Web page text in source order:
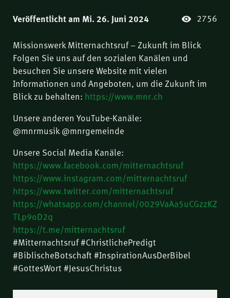
Veröffentlicht am Mi. 26. Juni 2024 2756
Missionswerk Mitternachtsruf – Zukunft im Blick
Folgen Sie uns auf den sozialen Kanälen und
besuchen Sie unsere Website mit vielen
Informationen und Angeboten, um die Zukunft im
Blick zu behalten: https://www.mnr.ch
Unsere anderen YouTube-Kanäle:
@mnrmusik @mnrgemeinde
Unsere Social Media Kanäle:
https://www.facebook.com/mitternachtsruf
https://www.instagram.com/mitternachtsruf
https://www.twitter.com/mitternachtsruf
https://whatsapp.com/channel/0029VaAa5uCGzzKZ
TLp9oD2q
https://t.me/mitternachtsruf
#Mitternachtsruf #ChristlichePredigt
#BiblischeBotschaft #InspirationAusDerBibel
#GottesWort #JesusChristus